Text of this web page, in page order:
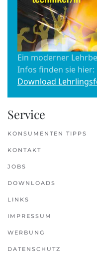
Ein moderner
Infos finden sie hier:
Download
Service
KONSUMENTEN TIPPS
KONTAKT
JOBS
DOWNLOADS
LINKS
IMPRESSUM
WERBUNG
DATENSCHUTZ